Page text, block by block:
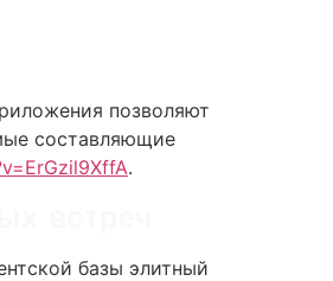
позволяют
составляющие
.
базы элитный